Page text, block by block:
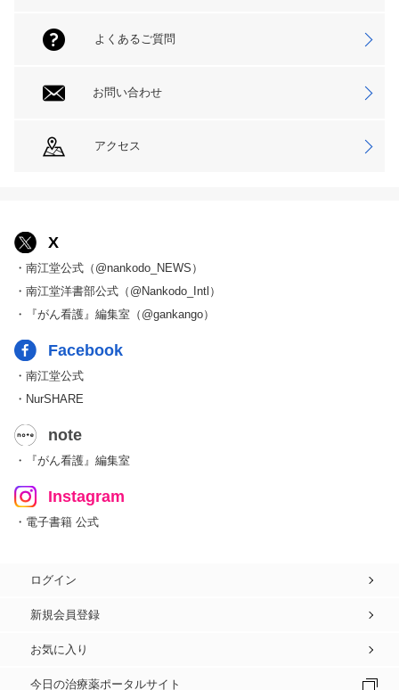
よくあるご質問
お問い合わせ
アクセス
X
・南江堂公式（@nankodo_NEWS）
・南江堂洋書部公式（@Nankodo_Intl）
・『がん看護』編集室（@gankango）
Facebook
・南江堂公式
・NurSHARE
note
・『がん看護』編集室
Instagram
・電子書籍 公式
ログイン
新規会員登録
お気に入り
今日の治療薬ポータルサイト